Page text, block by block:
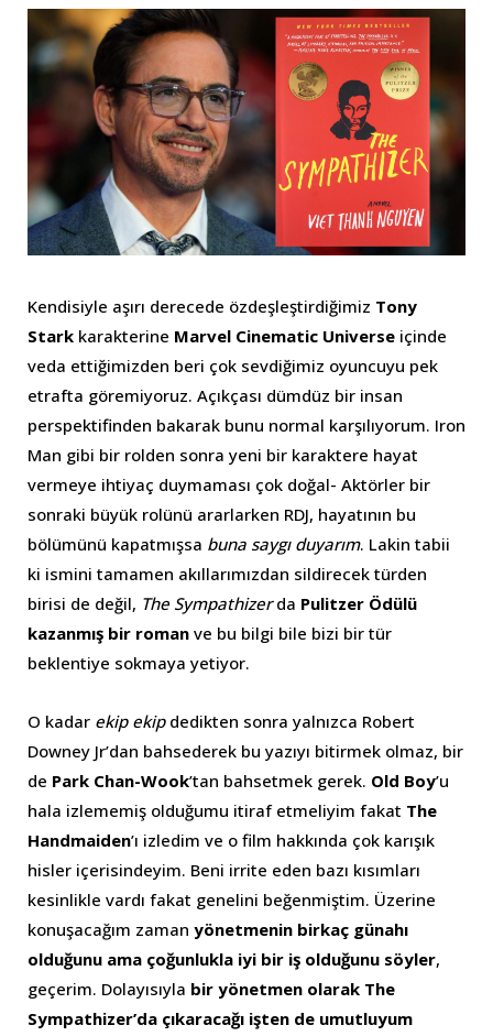
Kendisiyle aşırı derecede özdeşleştirdiğimiz Tony
Stark karakterine Marvel Cinematic Universe içinde
veda ettiğimizden beri çok sevdiğimiz oyuncuyu pek
etrafta göremiyoruz. Açıkçası dümdüz bir insan
perspektifinden bakarak bunu normal karşılıyorum. Iron
Man gibi bir rolden sonra yeni bir karaktere hayat
vermeye ihtiyaç duymaması çok doğal- Aktörler bir
sonraki büyük rolünü ararlarken RDJ, hayatının bu
bölümünü kapatmışsa buna saygı duyarım. Lakin tabii
ki ismini tamamen akıllarımızdan sildirecek türden
birisi de değil, The Sympathizerda Pulitzer Ödülü
kazanmış bir roman ve bu bilgi bile bizi bir tür
beklentiye sokmaya yetiyor.
O kadar ekip ekipdedikten sonra yalnızca Robert
Downey Jr’dan bahsederek bu yazıyı bitirmek olmaz, bir
de Park Chan-Wook’tan bahsetmek gerek. Old Boy’u
hala izlememiş olduğumu itiraf etmeliyim fakat The
Handmaiden’ı izledim ve o film hakkında çok karışık
hisler içerisindeyim. Beni irrite eden bazı kısımları
kesinlikle vardı fakat genelini beğenmiştim. Üzerine
konuşacağım zaman yönetmenin birkaç günahı
olduğunu ama çoğunlukla iyi bir iş olduğunu söyler,
geçerim. Dolayısıyla bir yönetmen olarak The
Sympathizer’da çıkaracağı işten de umutluyum